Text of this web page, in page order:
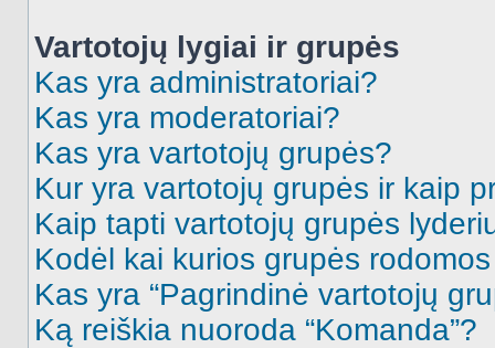
Vartotojų lygiai ir grupės
Kas yra administratoriai?
Kas yra moderatoriai?
Kas yra vartotojų grupės?
Kur yra vartotojų grupės ir kaip
Kaip tapti vartotojų grupės
Kodėl kai kurios grupės
Kas yra “Pagrindinė vartotojų
Ką reiškia nuoroda “Komanda”?